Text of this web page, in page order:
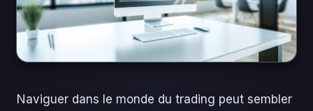
Naviguer dans le monde du trading peut sembler